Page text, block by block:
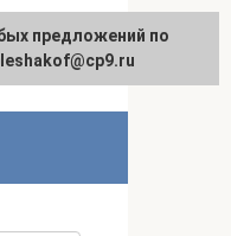
предложений по